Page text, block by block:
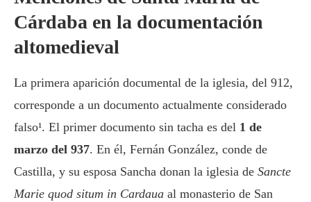
Cárdaba en la documentación
altomedieval
La primera aparición documental de la iglesia, del 912,
corresponde a un documento actualmente considerado
falso¹. El primer documento sin tacha es del 1 de
marzo del 937. En él, Fernán González, conde de
Castilla, y su esposa Sancha donan la iglesia de Sancte
Marie quod situm in Cardaua al monasterio de San